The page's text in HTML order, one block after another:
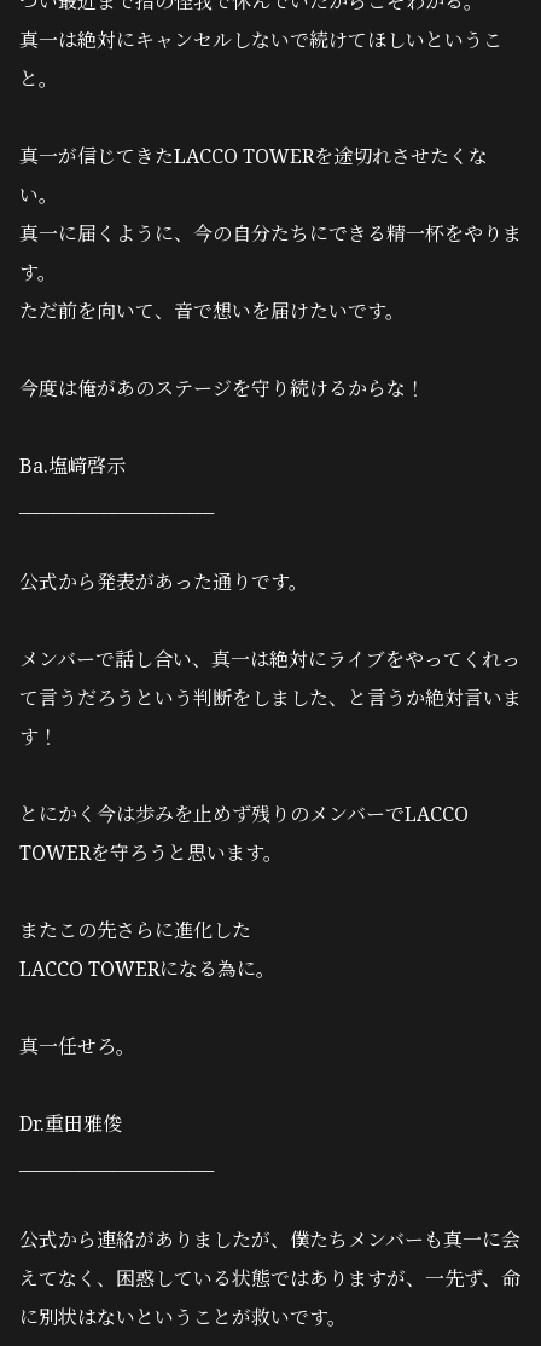
真一は絶対にキャンセルしないで続けてほしいというこ
と。
真一が信じてきたLACCO TOWERを途切れさせたくな
い。
真一に届くように、今の自分たちにできる精一杯をやりま
す。
ただ前を向いて、音で想いを届けたいです。
今度は俺があのステージを守り続けるからな！
Ba.塩﨑啓示
公式から発表があった通りです。
メンバーで話し合い、真一は絶対にライブをやってくれっ
て言うだろうという判断をしました、と言うか絶対言いま
す！
とにかく今は歩みを止めず残りのメンバーでLACCO
TOWERを守ろうと思います。
またこの先さらに進化した
LACCO TOWERになる為に。
真一任せろ。
Dr.重田雅俊
公式から連絡がありましたが、僕たちメンバーも真一に会
えてなく、困惑している状態ではありますが、一先ず、命
に別状はないということが救いです。